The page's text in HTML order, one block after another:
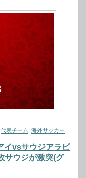
代表チーム 海外サッカー
イvsサウジアラビ
サウジが激突(グ